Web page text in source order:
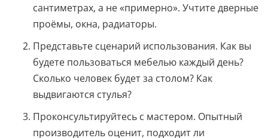
сантиметрах, а не «примерно». Учтите дверные
проёмы, окна, радиаторы.
Представьте сценарий использования. Как вы
будете пользоваться мебелью каждый день?
Сколько человек будет за столом? Как
выдвигаются стулья?
Проконсультируйтесь с мастером. Опытный
производитель оценит, подходит ли